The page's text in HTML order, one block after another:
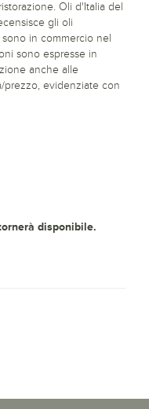
Oli d'Italia del
gli oli
in commercio nel
sono espresse in
anche alle
prezzo, evidenziate con
disponibile.